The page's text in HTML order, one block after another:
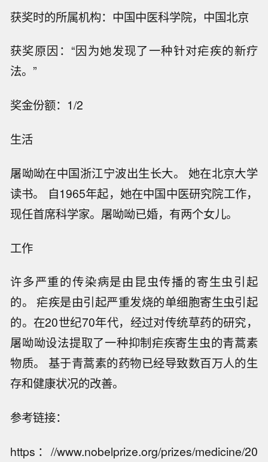
获奖时的所属机构：中国中医科学院，中国北京
获奖原因：“因为她发现了一种针对疟疾的新疗
法。”
奖金份额：1/2
生活
屠呦呦在中国浙江宁波出生长大。 她在北京大学
读书。 自1965年起，她在中国中医研究院工作，
现任首席科学家。屠呦呦已婚，有两个女儿。
工作
许多严重的传染病是由昆虫传播的寄生虫引起
的。 疟疾是由引起严重发烧的单细胞寄生虫引起
的。在20世纪70年代，经过对传统草药的研究，
屠呦呦设法提取了一种抑制疟疾寄生虫的青蒿素
物质。 基于青蒿素的药物已经导致数百万人的生
存和健康状况的改善。
参考链接：
https：//www.nobelprize.org/prizes/medicine/20